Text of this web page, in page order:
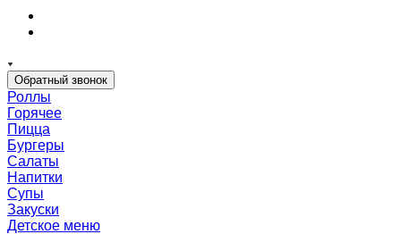
Обратный звонок
Роллы
Горячее
Пицца
Бургеры
Салаты
Напитки
Супы
Закуски
Детское меню